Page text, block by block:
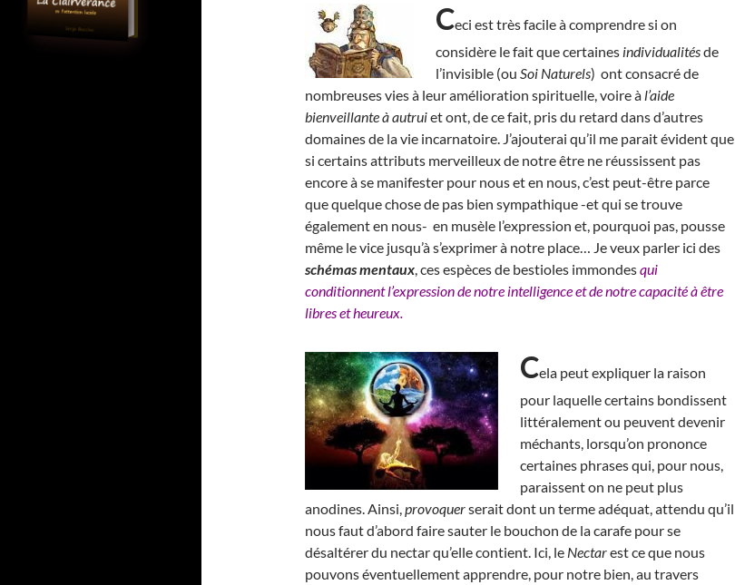
Ceci est très facile à comprendre si on
considère le fait que certaines individualitésde
l’invisible (ou Soi Naturels) ont consacré de
nombreuses vies à leur amélioration spirituelle, voire à l’aide
bienveillante à autruiet ont, de ce fait, pris du retard dans d’autres
domaines de la vie incarnatoire. J’ajouterai qu’il me parait évident que
si certains attributs merveilleux de notre être ne réussissent pas
encore à se manifester pour nous et en nous, c’est peut-être parce
que quelque chose de pas bien sympathique -et qui se trouve
également en nous- en musèle l’expression et, pourquoi pas, pousse
même le vice jusqu’à s’exprimer à notre place… Je veux parler ici des
schémas mentaux, ces espèces de bestioles immondesqui
conditionnent l’expression de notre intelligence et de notre capacité à être
libres et heureux.
Cela peut expliquer la raison
pour laquelle certains bondissent
littéralement ou peuvent devenir
méchants, lorsqu’on prononce
certaines phrases qui, pour nous,
paraissent on ne peut plus
anodines. Ainsi,provoquerserait dont un terme adéquat, attendu qu’il
nous faut d’abord faire sauter le bouchon de la carafe pour se
désaltérer du nectar qu’elle contient. Ici, le Nectarest ce que nous
pouvons éventuellement apprendre, pour notre bien, au travers